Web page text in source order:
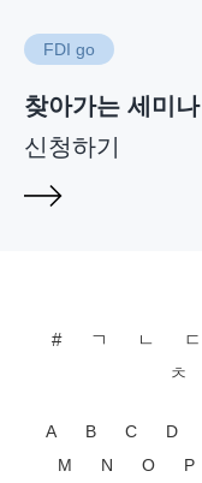
FDI go
찾아가는 세미나
신청하기
# ㄱ ㄴ ㄷ
ㅊ
A B C D
M
N O P